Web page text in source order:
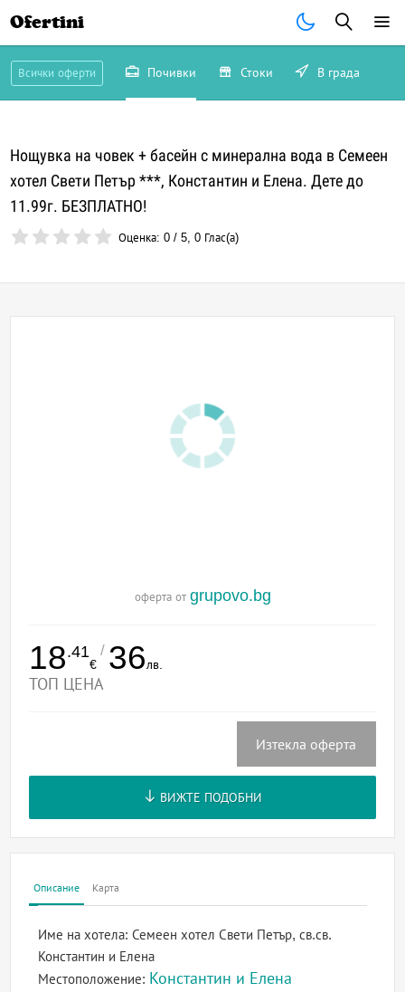
Ofertini
Всички оферти Почивки Стоки В града
Нощувка на човек + басейн с минерална вода в Семеен
хотел Свети Петър ***, Константин и Елена. Дете до
11.99г. БЕЗПЛАТНО!
Оценка:0 /5,0 Глас(а)
оферта от grupovo.bg
18.41
€
/ 36лв.
ТОП ЦЕНА
Изтекла оферта
ВИЖТЕ ПОДОБНИ
Описание Карта
Име на хотела:Семеен хотел Свети Петър, св.св.
Константин и Елена
Местоположение: Константин и Елена